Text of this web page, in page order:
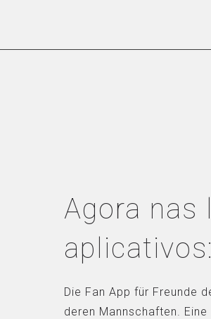
Agora nas
Die Fan App für Freunde
deren Mannschaften.